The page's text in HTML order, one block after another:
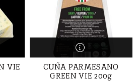
VIE
CUÑA PARMESANO
GREEN VIE 200g